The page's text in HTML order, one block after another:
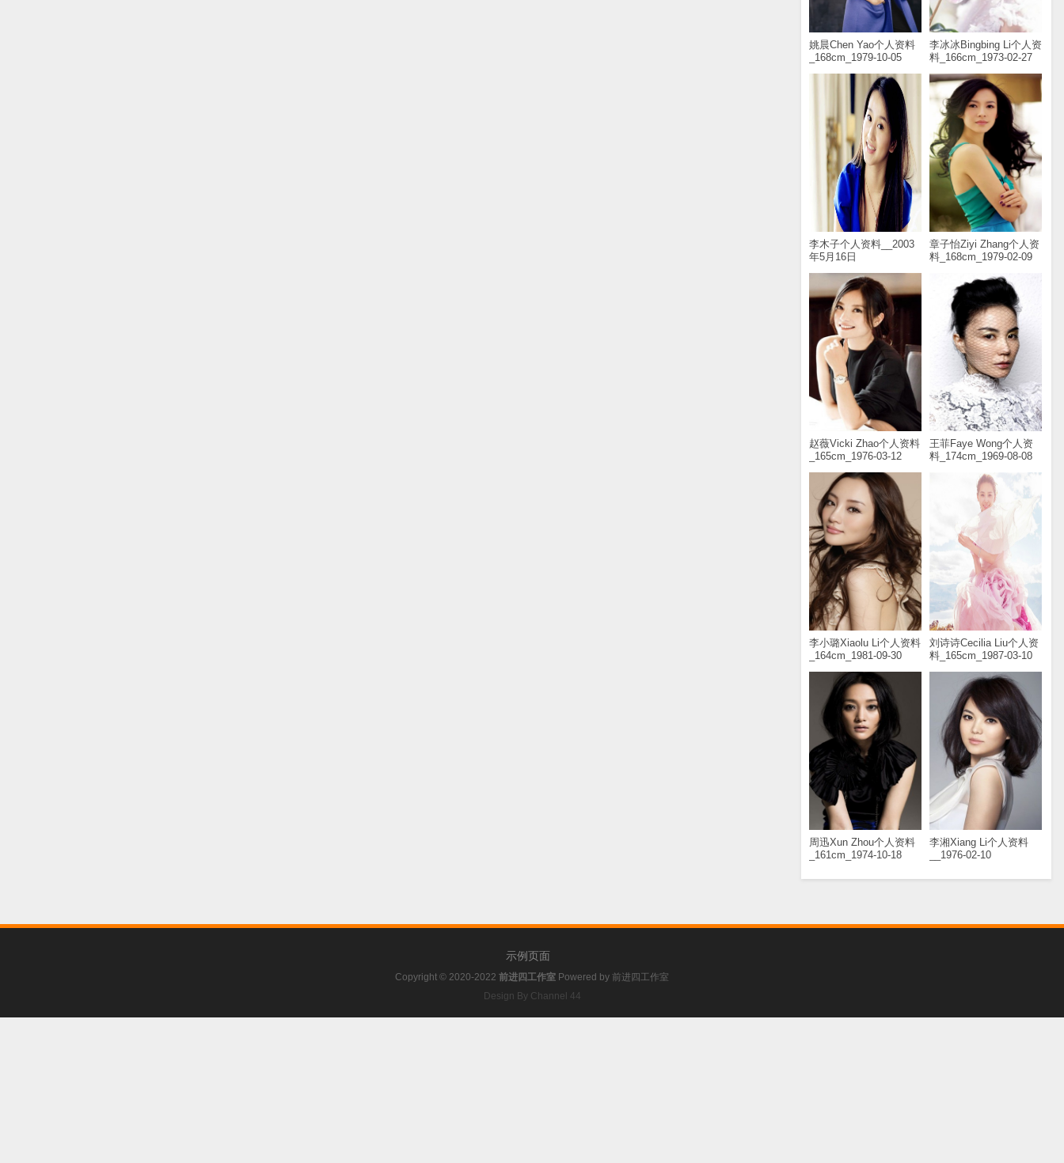
姚晨Chen Yao个人资料
_168cm_1979-10-05
李冰冰Bingbing Li个人资
料_166cm_1973-02-27
李木子个人资料__2003
年5月16日
章子怡Ziyi Zhang个人资
料_168cm_1979-02-09
赵薇Vicki Zhao个人资料
_165cm_1976-03-12
王菲Faye Wong个人资
料_174cm_1969-08-08
李小璐Xiaolu Li个人资料
_164cm_1981-09-30
刘诗诗Cecilia Liu个人资
料_165cm_1987-03-10
周迅Xun Zhou个人资料
_161cm_1974-10-18
李湘Xiang Li个人资料
__1976-02-10
示例页面
Copyright © 2020-2022 前进四工作室 Powered by 前进四工作室
Design By Channel 44